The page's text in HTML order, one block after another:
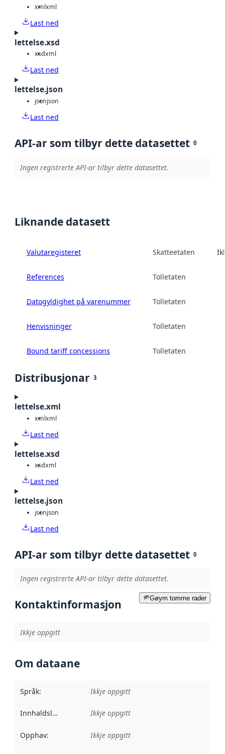
xmlxml
Last ned
lettelse.xsd
xsdxml
Last ned
lettelse.json
jsonjson
Last ned
API-ar som tilbyr dette datasettet 0
Ingen registrerte API-ar tilbyr dette datasettet.
Liknande datasett
Valutaregisteret Skatteetaten
References Tolletaten
Datogyldighet på varenummer Tolletaten
Henvisninger Tolletaten
Bound tariff concessions Tolletaten
Distribusjonar 3
lettelse.xml
xmlxml
Last ned
lettelse.xsd
xsdxml
Last ned
lettelse.json
jsonjson
Last ned
API-ar som tilbyr dette datasettet 0
Ingen registrerte API-ar tilbyr dette datasettet.
Gøym tomme rader
Kontaktinformasjon
Ikkje oppgitt
Om dataane
Språk: Ikkje oppgitt
Innhaldsleverandørar :
Ikkje oppgitt
Opphav: Ikkje oppgitt